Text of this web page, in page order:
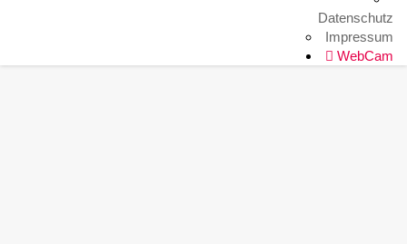
Datenschutz
Impressum
WebCam